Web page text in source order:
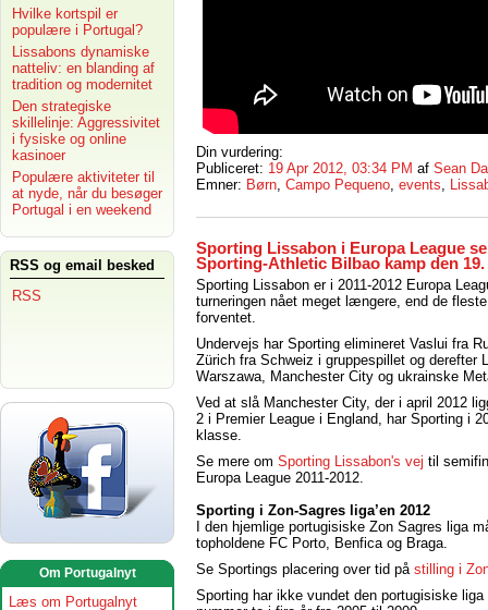
Hvilke kortspil er
populære i Portugal?
Lissabons dynamiske
natteliv: en blanding af
tradition og modernitet
Den strategiske
skillelinje: Aggressivitet
i fysiske og online
kasinoer
Populære aktiviteter til
at nyde, når du besøger
Portugal i en weekend
RSS og email besked
RSS
Om Portugalnyt
Læs om Portugalnyt
Din vurdering:
Publiceret: 19 Apr 2012, 03:34 PM af Sean
Emner: Børn, Campo Pequeno, events,
Sporting Lissabon i Europa League
Sporting-Athletic Bilbao kamp den
Sporting Lissabon er i 2011-2012 Europa
turneringen nået meget længere, end de
forventet.
Undervejs har Sporting elimineret Vaslui fra
Zürich fra Schweiz i gruppespillet og derefter
Warszawa, Manchester City og ukrainske
Ved at slå Manchester City, der i april 2012
2 i Premier League i England, har Sporting i
klasse.
Se mere om Sporting Lissabon's vej til
Europa League 2011-2012.
Sporting i Zon-Sagres liga’en 2012
I den hjemlige portugisiske Zon Sagres liga
topholdene FC Porto, Benfica og Braga.
Se Sportings placering over tid på stilling i
Sporting har ikke vundet den portugisiske